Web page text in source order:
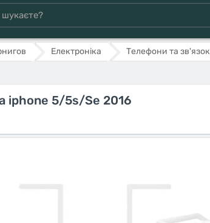
Електроніка Телефони та зв'язок
iphone 5/5s/Se 2016